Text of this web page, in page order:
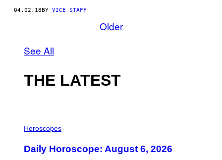
04.02.18 BY VICE STAFF
Older
See All
THE LATEST
L
S
Horoscopes
Daily Horoscope: August 6, 2026